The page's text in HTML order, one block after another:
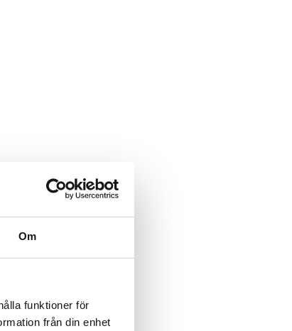
Om
funktioner för
från din enhet